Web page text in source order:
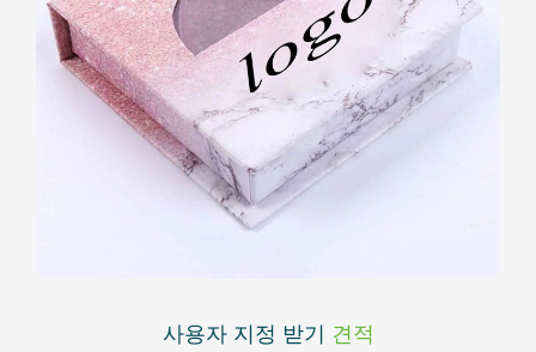
사용자 지정 받기 견적